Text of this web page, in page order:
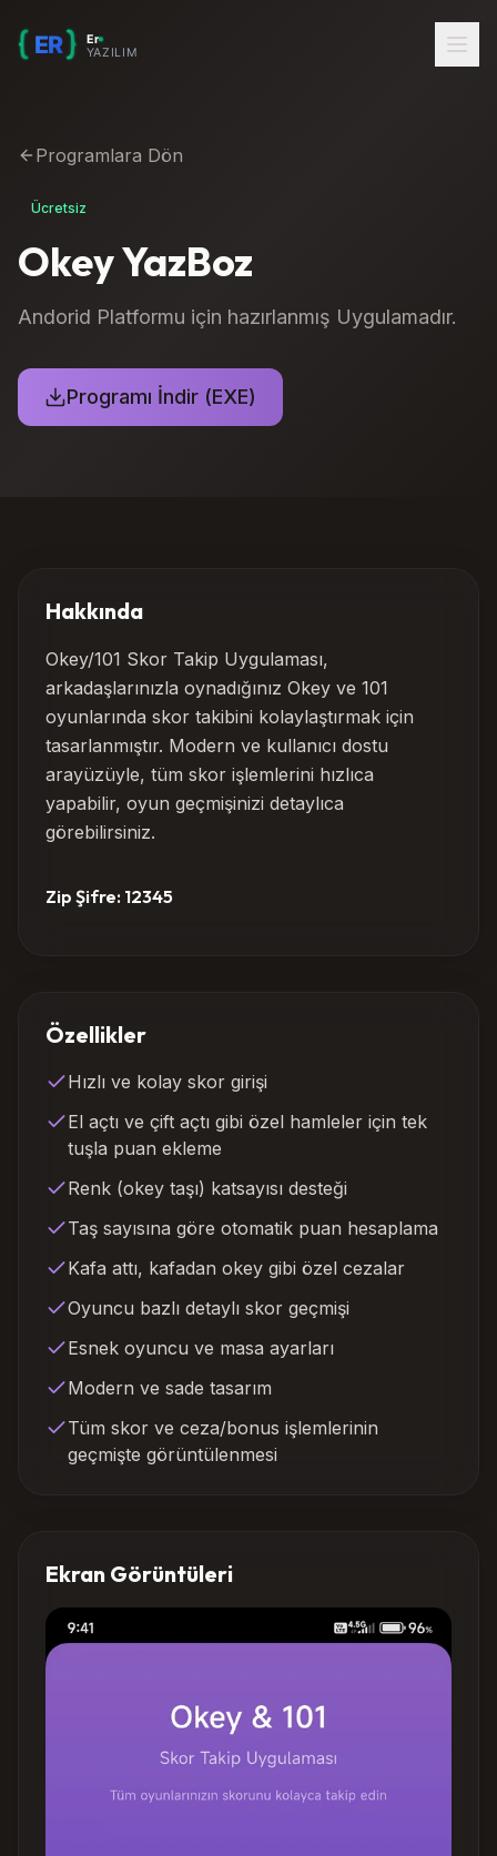
Programlara Dön
Ücretsiz
Okey YazBoz
Andorid Platformu için hazırlanmış Uygulamadır.
Programı İndir (EXE)
Hakkında
Okey/101 Skor Takip Uygulaması,
arkadaşlarınızla oynadığınız Okey ve 101
oyunlarında skor takibini kolaylaştırmak için
tasarlanmıştır. Modern ve kullanıcı dostu
arayüzüyle, tüm skor işlemlerini hızlıca
yapabilir, oyun geçmişinizi detaylıca
görebilirsiniz.
Zip Şifre: 12345
Özellikler
Hızlı ve kolay skor girişi
El açtı ve çift açtı gibi özel hamleler için tek
tuşla puan ekleme
Renk (okey taşı) katsayısı desteği
Taş sayısına göre otomatik puan hesaplama
Kafa attı, kafadan okey gibi özel cezalar
Oyuncu bazlı detaylı skor geçmişi
Esnek oyuncu ve masa ayarları
Modern ve sade tasarım
Tüm skor ve ceza/bonus işlemlerinin
geçmişte görüntülenmesi
Ekran Görüntüleri